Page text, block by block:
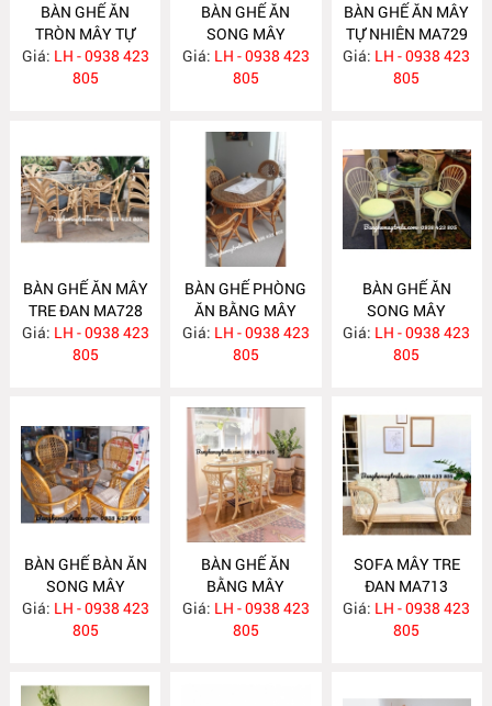
BÀN GHẾ ĂN
TRÒN MÂY TỰ
NHIÊN MA731
Giá: LH - 0938 423
805
BÀN GHẾ ĂN
SONG MÂY
MA730
Giá: LH - 0938 423
805
BÀN GHẾ ĂN MÂY
TỰ NHIÊN MA729
Giá: LH - 0938 423
805
BÀN GHẾ ĂN MÂY
TRE ĐAN MA728
Giá: LH - 0938 423
805
BÀN GHẾ PHÒNG
ĂN BẰNG MÂY
MA727
Giá: LH - 0938 423
805
BÀN GHẾ ĂN
SONG MÂY
MA726
Giá: LH - 0938 423
805
BÀN GHẾ BÀN ĂN
SONG MÂY
MA725
Giá: LH - 0938 423
805
BÀN GHẾ ĂN
BẰNG MÂY
MA724
Giá: LH - 0938 423
805
SOFA MÂY TRE
ĐAN MA713
Giá: LH - 0938 423
805